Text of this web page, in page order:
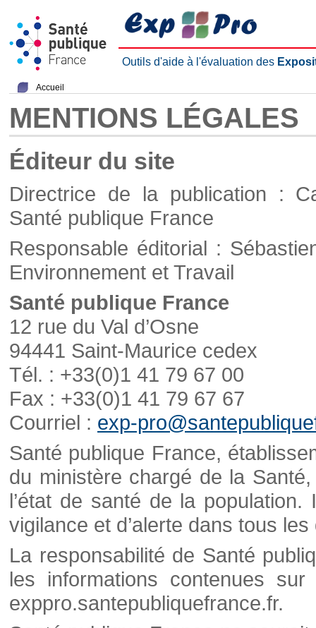
Outils d'aide à l'évaluation des
Accueil
MENTIONS LÉGALES
Éditeur du site
Directrice de la publication :
Santé publique France
Responsable éditorial :
Environnement et Travail
Santé publique France
12 rue du Val d’Osne
94441 Saint-Maurice cedex
Tél. : +33(0)1 41 79 67 00
Fax : +33(0)1 41 79 67 67
Courriel : exp-
Santé publique France,
du ministère chargé de la
l’état de santé de la
vigilance et d’alerte dans tous
La responsabilité de Santé
les informations contenues
exppro.santepubliquefrance.fr.